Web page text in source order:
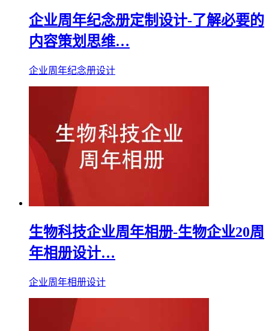
企业周年纪念册定制设计-了解必要的
内容策划思维…
企业周年纪念册设计
生物科技企业周年相册-生物企业20周
年相册设计…
企业周年相册设计